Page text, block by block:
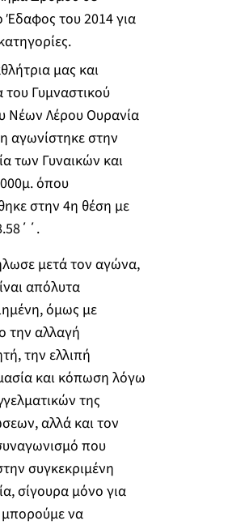
του 2014 για
μας και
του Γυμναστικού
Νέων Λέρου Ουρανία
αγωνίστηκε στην
των Γυναικών και
όπου
στην 4η θέση με
μετά τον αγώνα,
απόλυτα
όμως με
την αλλαγή
την ελλιπή
και κόπωση λόγω
της
αλλά και τον
που
συγκεκριμένη
σίγουρα μόνο για
μπορούμε να